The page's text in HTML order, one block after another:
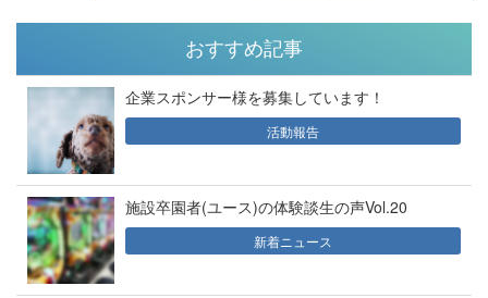
おすすめ記事
企業スポンサー様を募集しています！
活動報告
施設卒園者(ユース)の体験談生の声Vol.20
新着ニュース